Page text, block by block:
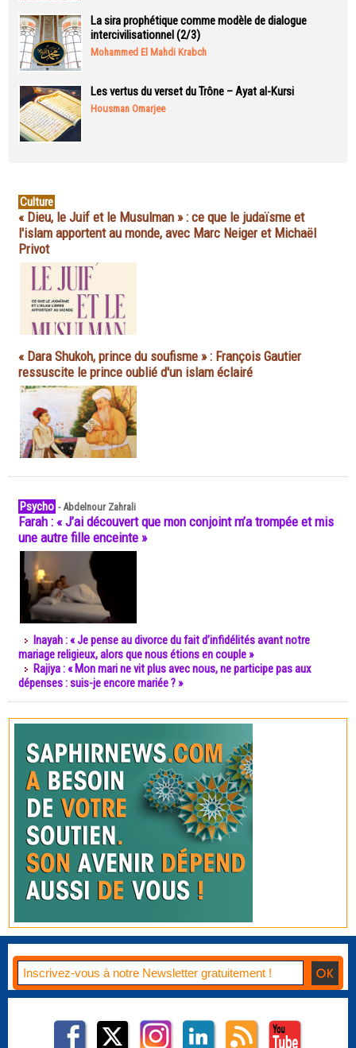
La sira prophétique comme modèle de dialogue
intercivilisationnel (2/3)
Mohammed El Mahdi Krabch
Les vertus du verset du Trône – Ayat al-Kursi
Housman Omarjee
Culture
« Dieu, le Juif et le Musulman » : ce que le judaïsme et
l'islam apportent au monde, avec Marc Neiger et Michaël
Privot
« Dara Shukoh, prince du soufisme » : François Gautier
ressuscite le prince oublié d'un islam éclairé
Psycho -Abdelnour Zahrali
Farah : « J’ai découvert que mon conjoint m’a trompée et mis
une autre fille enceinte »
Inayah : « Je pense au divorce du fait d’infidélités avant notre
mariage religieux, alors que nous étions en couple »
Rajiya : « Mon mari ne vit plus avec nous, ne participe pas aux
dépenses : suis-je encore mariée ? »